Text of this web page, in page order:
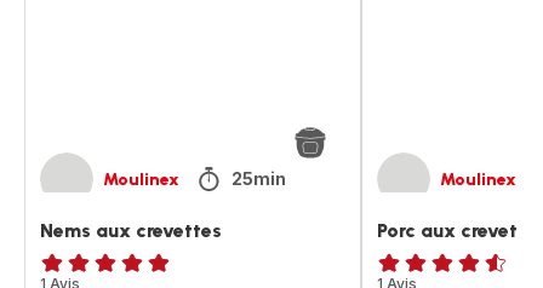
Moulinex 25min
Nems aux crevettes
1 Avis
Moulinex
Porc aux
1 Avis